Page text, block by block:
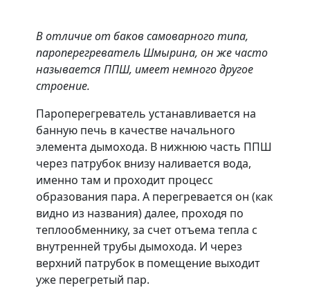
В отличие от баков самоварного типа,
пароперегреватель Шмырина, он же часто
называется ППШ, имеет немного другое
строение.
Пароперегреватель устанавливается на
банную печь в качестве начального
элемента дымохода. В нижнюю часть ППШ
через патрубок внизу наливается вода,
именно там и проходит процесс
образования пара. А перегревается он (как
видно из названия) далее, проходя по
теплообменнику, за счет отъема тепла с
внутренней трубы дымохода. И через
верхний патрубок в помещение выходит
уже перегретый пар.